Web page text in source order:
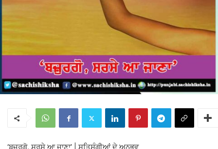
‘ਬਜ਼ੁਰਗੋ, ਸਰਸੇ ਆ ਜਾਣਾ’ | ਸਤਿਸੰਗੀਆਂ ਦੇ ਅਨੁਭਵ